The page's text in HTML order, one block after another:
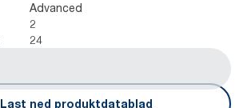
Advanced
2
24
Last ned produktdatablad